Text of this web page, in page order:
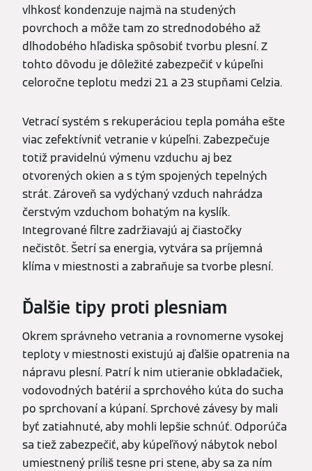
vlhkosť kondenzuje najmä na studených
povrchoch a môže tam zo strednodobého až
dlhodobého hľadiska spôsobiť tvorbu plesní. Z
tohto dôvodu je dôležité zabezpečiť v kúpeľni
celoročne teplotu medzi 21 a 23 stupňami Celzia.
Vetrací systém s rekuperáciou tepla pomáha ešte
viac zefektívniť vetranie v kúpeľni. Zabezpečuje
totiž pravidelnú výmenu vzduchu aj bez
otvorených okien a s tým spojených tepelných
strát. Zároveň sa vydýchaný vzduch nahrádza
čerstvým vzduchom bohatým na kyslík.
Integrované filtre zadržiavajú aj čiastočky
nečistôt. Šetrí sa energia, vytvára sa príjemná
klíma v miestnosti a zabraňuje sa tvorbe plesní.
Ďalšie tipy proti plesniam
Okrem správneho vetrania a rovnomerne vysokej
teploty v miestnosti existujú aj ďalšie opatrenia na
nápravu plesní. Patrí k nim utieranie obkladačiek,
vodovodných batérií a sprchového kúta do sucha
po sprchovaní a kúpaní. Sprchové závesy by mali
byť zatiahnuté, aby mohli lepšie schnúť. Odporúča
sa tiež zabezpečiť, aby kúpeľňový nábytok nebol
umiestnený príliš tesne pri stene, aby sa za ním